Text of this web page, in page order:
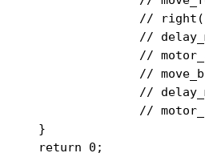
  }
  return 0;